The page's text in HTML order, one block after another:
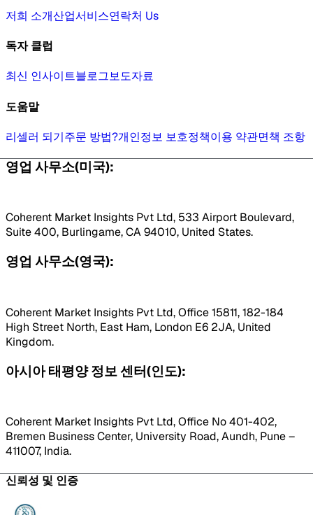
저희 소개산업서비스연락처 Us
독자 클럽
최신 인사이트블로그보도자료
도움말
리셀러 되기주문 방법?개인정보 보호정책이용 약관면책 조항
영업 사무소(미국):
Coherent Market Insights Pvt Ltd, 533 Airport Boulevard,
Suite 400, Burlingame, CA 94010, United States.
영업 사무소(영국):
Coherent Market Insights Pvt Ltd, Office 15811, 182-184
High Street North, East Ham, London E6 2JA, United
Kingdom.
아시아 태평양 정보 센터(인도):
Coherent Market Insights Pvt Ltd, Office No 401-402,
Bremen Business Center, University Road, Aundh, Pune –
411007, India.
신뢰성 및 인증